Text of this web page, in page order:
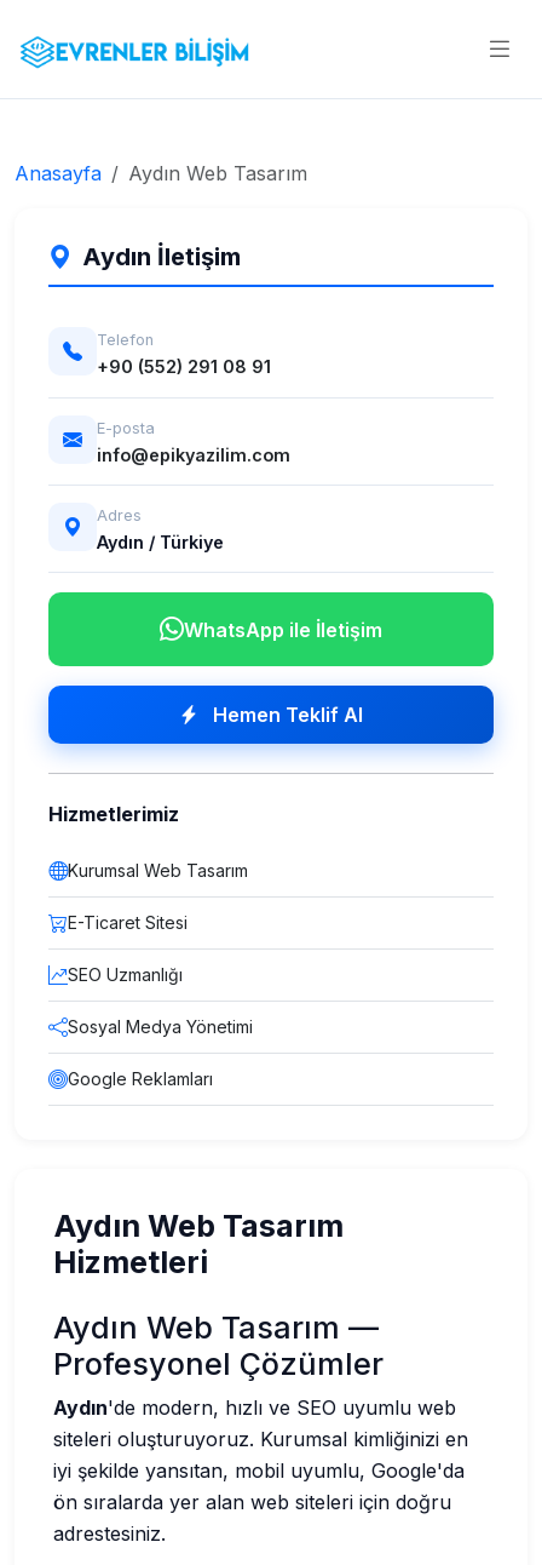
Anasayfa Aydın Web Tasarım
Aydın İletişim
Telefon
+90 (552) 291 08 91
E-posta
info@epikyazilim.com
Adres
Aydın / Türkiye
WhatsApp ile İletişim
Hemen Teklif Al
Hizmetlerimiz
Kurumsal Web Tasarım
E-Ticaret Sitesi
SEO Uzmanlığı
Sosyal Medya Yönetimi
Google Reklamları
Aydın Web Tasarım
Hizmetleri
Aydın Web Tasarım —
Profesyonel Çözümler
Aydın'de modern, hızlı ve SEO uyumlu web
siteleri oluşturuyoruz. Kurumsal kimliğinizi en
iyi şekilde yansıtan, mobil uyumlu, Google'da
ön sıralarda yer alan web siteleri için doğru
adrestesiniz.